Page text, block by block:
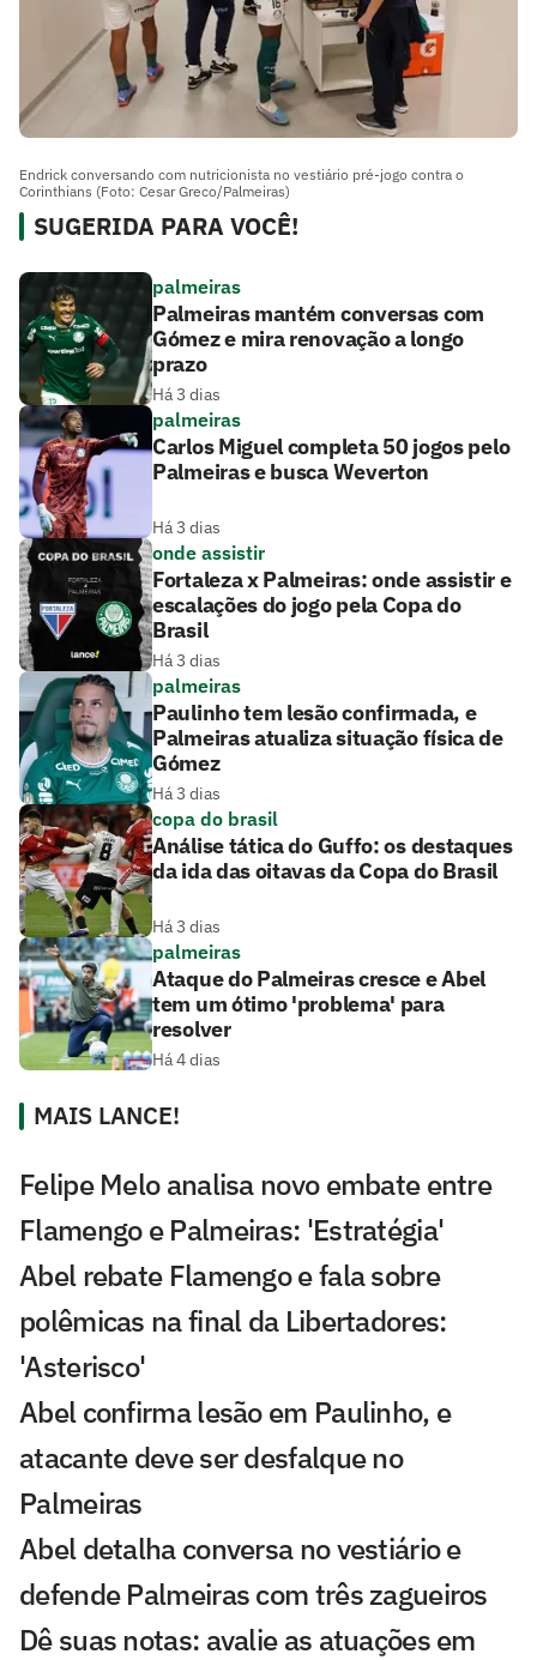
Endrick conversando com nutricionista no vestiário pré-jogo contra o
Corinthians (Foto: Cesar Greco/Palmeiras)
SUGERIDA PARA VOCÊ!
palmeiras
Palmeiras mantém conversas com
Gómez e mira renovação a longo
prazo
Há 3 dias
palmeiras
Carlos Miguel completa 50 jogos pelo
Palmeiras e busca Weverton
Há 3 dias
onde assistir
Fortaleza x Palmeiras: onde assistir e
escalações do jogo pela Copa do
Brasil
Há 3 dias
palmeiras
Paulinho tem lesão confirmada, e
Palmeiras atualiza situação física de
Gómez
Há 3 dias
copa do brasil
Análise tática do Guffo: os destaques
da ida das oitavas da Copa do Brasil
Há 3 dias
palmeiras
Ataque do Palmeiras cresce e Abel
tem um ótimo 'problema' para
resolver
Há 4 dias
MAIS LANCE!
Felipe Melo analisa novo embate entre
Flamengo e Palmeiras: 'Estratégia'
Abel rebate Flamengo e fala sobre
polêmicas na final da Libertadores:
'Asterisco'
Abel confirma lesão em Paulinho, e
atacante deve ser desfalque no
Palmeiras
Abel detalha conversa no vestiário e
defende Palmeiras com três zagueiros
Dê suas notas: avalie as atuações em